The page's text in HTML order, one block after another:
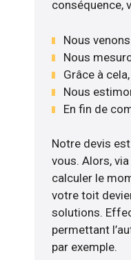
conséquence,
Nous
Nous
Grâce à
Nous
En fin de
Notre devis
vous. Alors,
calculer le
votre toit
solutions.
permettant
par exemple.